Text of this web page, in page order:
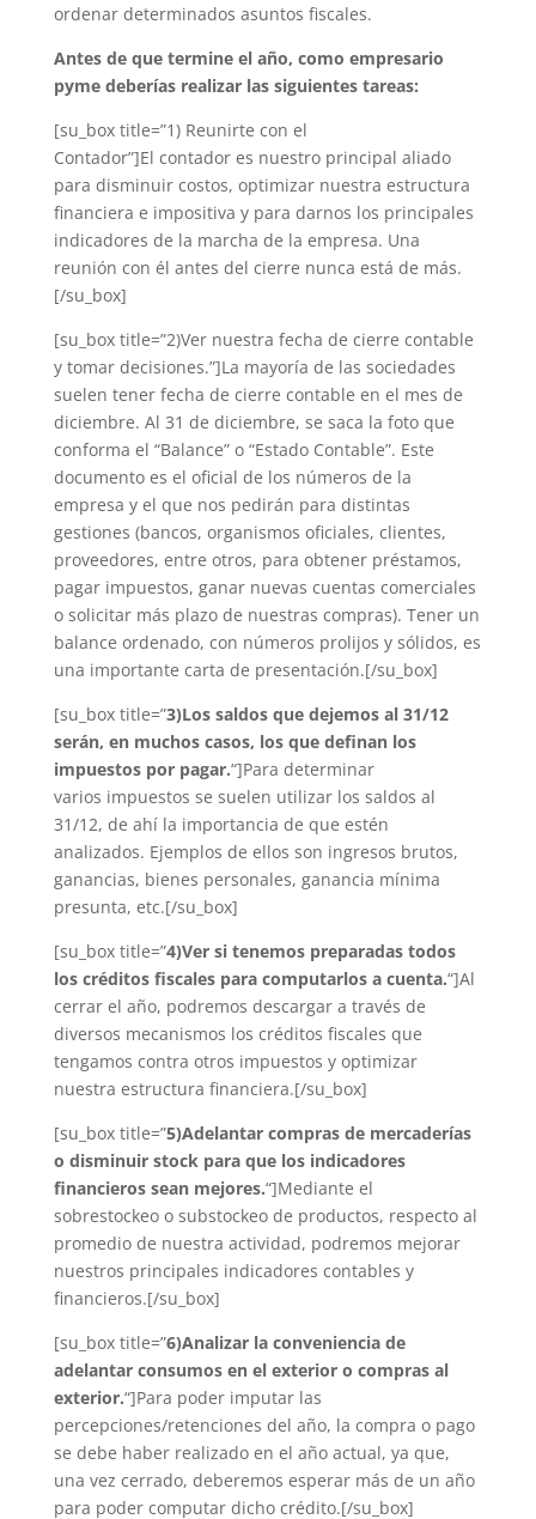
ordenar determinados asuntos fiscales.
Antes de que termine el año, como empresario
pyme deberías realizar las siguientes tareas:
[su_box title=”1) Reunirte con el
Contador”]El contador es nuestro principal aliado
para disminuir costos, optimizar nuestra estructura
financiera e impositiva y para darnos los principales
indicadores de la marcha de la empresa. Una
reunión con él antes del cierre nunca está de más.
[/su_box]
[su_box title=”2)Ver nuestra fecha de cierre contable
y tomar decisiones.”]La mayoría de las sociedades
suelen tener fecha de cierre contable en el mes de
diciembre. Al 31 de diciembre, se saca la foto que
conforma el “Balance” o “Estado Contable”. Este
documento es el oficial de los números de la
empresa y el que nos pedirán para distintas
gestiones (bancos, organismos oficiales, clientes,
proveedores, entre otros, para obtener préstamos,
pagar impuestos, ganar nuevas cuentas comerciales
o solicitar más plazo de nuestras compras). Tener un
balance ordenado, con números prolijos y sólidos, es
una importante carta de presentación.[/su_box]
[su_box title=”3)Los saldos que dejemos al 31/12
serán, en muchos casos, los que definan los
impuestos por pagar.“]Para determinar
varios impuestos se suelen utilizar los saldos al
31/12, de ahí la importancia de que estén
analizados. Ejemplos de ellos son ingresos brutos,
ganancias, bienes personales, ganancia mínima
presunta, etc.[/su_box]
[su_box title=”4)Ver si tenemos preparadas todos
los créditos fiscales para computarlos a cuenta.“]Al
cerrar el año, podremos descargar a través de
diversos mecanismos los créditos fiscales que
tengamos contra otros impuestos y optimizar
nuestra estructura financiera.[/su_box]
[su_box title=”5)Adelantar compras de mercaderías
o disminuir stock para que los indicadores
financieros sean mejores.“]Mediante el
sobrestockeo o substockeo de productos, respecto al
promedio de nuestra actividad, podremos mejorar
nuestros principales indicadores contables y
financieros.[/su_box]
[su_box title=”6)Analizar la conveniencia de
adelantar consumos en el exterior o compras al
exterior.“]Para poder imputar las
percepciones/retenciones del año, la compra o pago
se debe haber realizado en el año actual, ya que,
una vez cerrado, deberemos esperar más de un año
para poder computar dicho crédito.[/su_box]